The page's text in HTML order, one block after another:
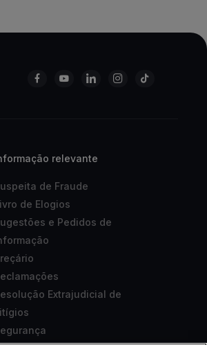
relevante
de Fraude
de Elogios
e Pedidos de
Extrajudicial de